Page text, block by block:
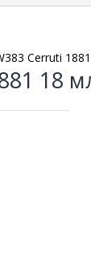
Cerruti
18